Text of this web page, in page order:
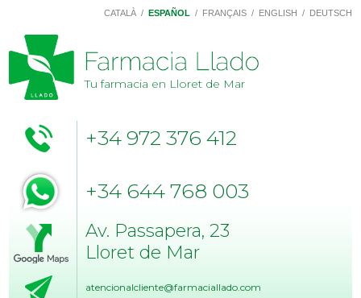
CATALÀ/ ESPAÑOL / FRANÇAIS/ ENGLISH / DEUTSCH
Tu farmacia en Lloret de Mar
+34 972 376 412
+34 644 768 003
Av. Passapera, 23
Lloret de Mar
atencionalcliente@farmaciallado.com